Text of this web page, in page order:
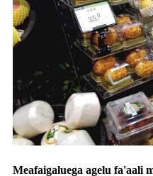
Meafaigaluega agelu fa'aali